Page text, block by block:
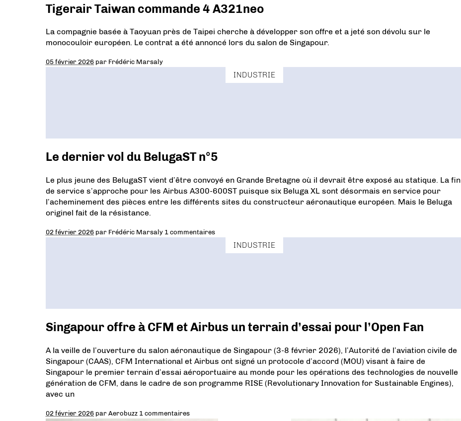
Tigerair Taiwan commande 4 A321neo
La compagnie basée à Taoyuan près de Taipei cherche à développer son offre et a jeté son dévolu sur le
monocouloir européen. Le contrat a été annoncé lors du salon de Singapour.
05 février 2026 par Frédéric Marsaly
INDUSTRIE
Le dernier vol du BelugaST n°5
Le plus jeune des BelugaST vient d’être convoyé en Grande Bretagne où il devrait être exposé au statique. La fin
de service s’approche pour les Airbus A300-600ST puisque six Beluga XL sont désormais en service pour
l’acheminement des pièces entre les différents sites du constructeur aéronautique européen. Mais le Beluga
originel fait de la résistance.
02 février 2026 par Frédéric Marsaly 1 commentaires
INDUSTRIE
Singapour offre à CFM et Airbus un terrain d’essai pour l’Open Fan
A la veille de l’ouverture du salon aéronautique de Singapour (3-8 février 2026), l’Autorité de l’aviation civile de
Singapour (CAAS), CFM International et Airbus ont signé un protocole d’accord (MOU) visant à faire de
Singapour le premier terrain d’essai aéroportuaire au monde pour les opérations des technologies de nouvelle
génération de CFM, dans le cadre de son programme RISE (Revolutionary Innovation for Sustainable Engines),
avec un
02 février 2026 parAerobuzz 1 commentaires